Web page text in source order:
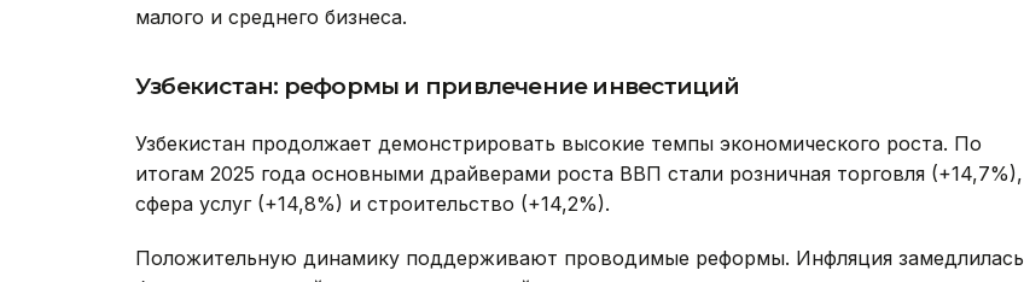
малого и среднего бизнеса.
Узбекистан: реформы и привлечение инвестиций
Узбекистан продолжает демонстрировать высокие темпы экономического роста. По
итогам 2025 года основными драйверами роста ВВП стали розничная торговля (+14,7%),
сфера услуг (+14,8%) и строительство (+14,2%).
Положительную динамику поддерживают проводимые реформы. Инфляция замедлилась